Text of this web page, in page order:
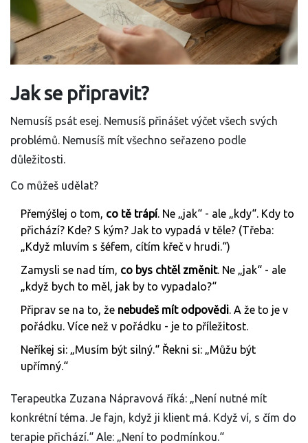
Jak se připravit?
Nemusíš psát esej. Nemusíš přinášet výčet všech svých
problémů. Nemusíš mít všechno seřazeno podle
důležitosti.
Co můžeš udělat?
Přemýšlej o tom, co tě trápí. Ne „jak“ - ale „kdy“. Kdy to
přichází? Kde? S kým? Jak to vypadá v těle? (Třeba:
„Když mluvím s šéfem, cítím křeč v hrudi.“)
Zamysli se nad tím, co bys chtěl změnit. Ne „jak“ - ale
„když bych to měl, jak by to vypadalo?“
Připrav se na to, že nebudeš mít odpovědi. A že to je v
pořádku. Více než v pořádku - je to příležitost.
Neříkej si: „Musím být silný.“ Řekni si: „Můžu být
upřímný.“
Terapeutka Zuzana Nápravová říká: „Není nutné mít
konkrétní téma. Je fajn, když ji klient má. Když ví, s čím do
terapie přichází.“ Ale: „Není to podmínkou.“